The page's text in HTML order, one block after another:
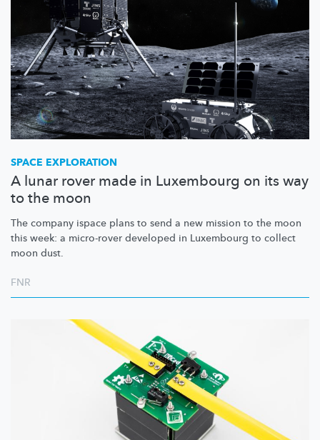
SPACE EXPLORATION
A lunar rover made in Luxembourg on its way
to the moon
The company ispace plans to send a new mission to the moon
this week: a micro-rover developed in Luxembourg to collect
moon dust.
FNR